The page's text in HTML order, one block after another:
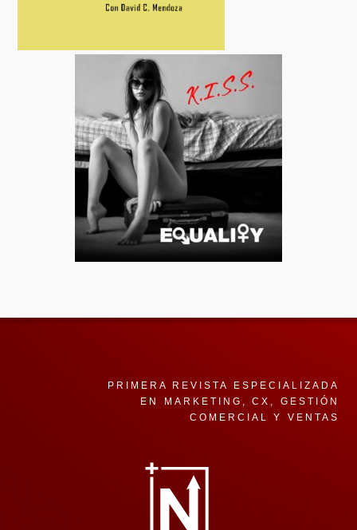
PRIMERA REVISTA ESPECIALIZADA
EN MARKETING, CX, GESTIÓN
COMERCIAL Y VENTAS